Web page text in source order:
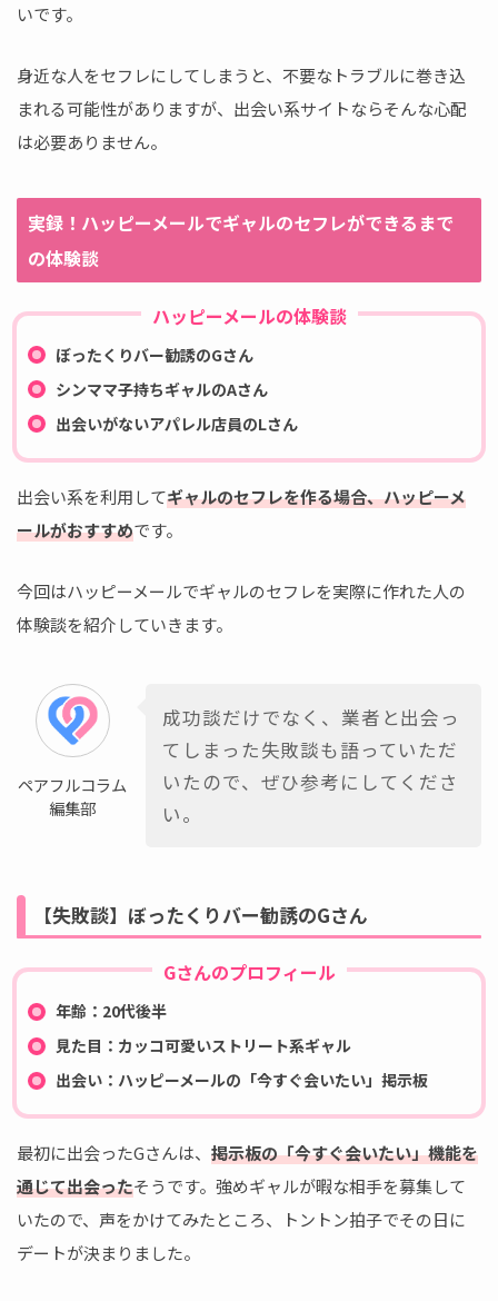
いです。
身近な人をセフレにしてしまうと、不要なトラブルに巻き込
まれる可能性がありますが、出会い系サイトならそんな心配
は必要ありません。
実録！ハッピーメールでギャルのセフレができるまで
の体験談
ハッピーメールの体験談
ぼったくりバー勧誘のGさん
シンママ子持ちギャルのAさん
出会いがないアパレル店員のLさん
出会い系を利用してギャルのセフレを作る場合、ハッピーメ
ールがおすすめです。
今回はハッピーメールでギャルのセフレを実際に作れた人の
体験談を紹介していきます。
ペアフルコラム
編集部
成功談だけでなく、業者と出会っ
てしまった失敗談も語っていただ
いたので、ぜひ参考にしてくださ
い。
【失敗談】ぼったくりバー勧誘のGさん
Gさんのプロフィール
年齢：20代後半
見た目：カッコ可愛いストリート系ギャル
出会い：ハッピーメールの「今すぐ会いたい」掲示板
最初に出会ったGさんは、 掲示板の「今すぐ会いたい」機能を
通じて出会ったそうです。強めギャルが暇な相手を募集して
いたので、声をかけてみたところ、トントン拍子でその日に
デートが決まりました。